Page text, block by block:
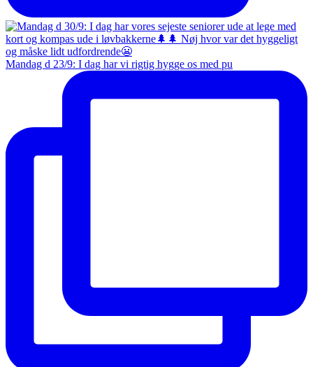
Mandag d 23/9: I dag har vi rigtig hygge os med pu